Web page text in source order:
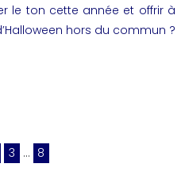
le ton cette année et offrir à
hors du commun ?
3 … 8